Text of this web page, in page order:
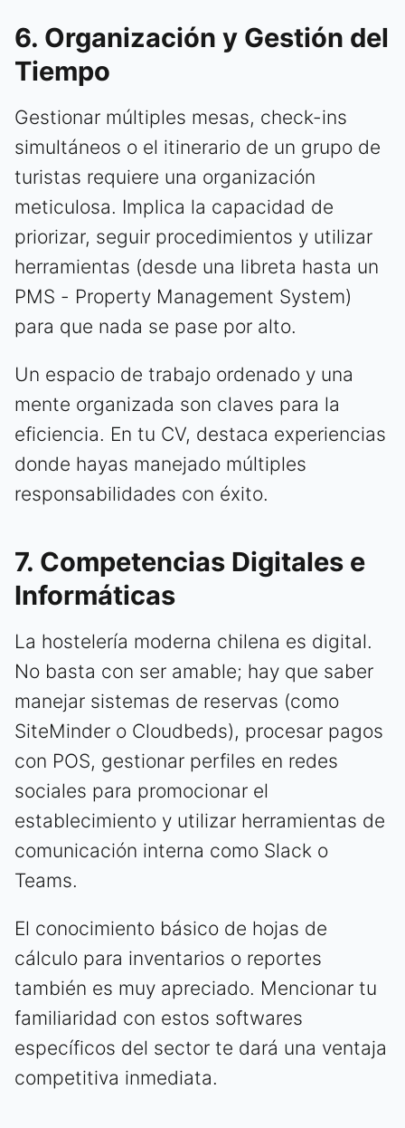
6. Organización y Gestión del
Tiempo
Gestionar múltiples mesas, check-ins
simultáneos o el itinerario de un grupo de
turistas requiere una organización
meticulosa. Implica la capacidad de
priorizar, seguir procedimientos y utilizar
herramientas (desde una libreta hasta un
PMS - Property Management System)
para que nada se pase por alto.
Un espacio de trabajo ordenado y una
mente organizada son claves para la
eficiencia. En tu CV, destaca experiencias
donde hayas manejado múltiples
responsabilidades con éxito.
7. Competencias Digitales e
Informáticas
La hostelería moderna chilena es digital.
No basta con ser amable; hay que saber
manejar sistemas de reservas (como
SiteMinder o Cloudbeds), procesar pagos
con POS, gestionar perfiles en redes
sociales para promocionar el
establecimiento y utilizar herramientas de
comunicación interna como Slack o
Teams.
El conocimiento básico de hojas de
cálculo para inventarios o reportes
también es muy apreciado. Mencionar tu
familiaridad con estos softwares
específicos del sector te dará una ventaja
competitiva inmediata.